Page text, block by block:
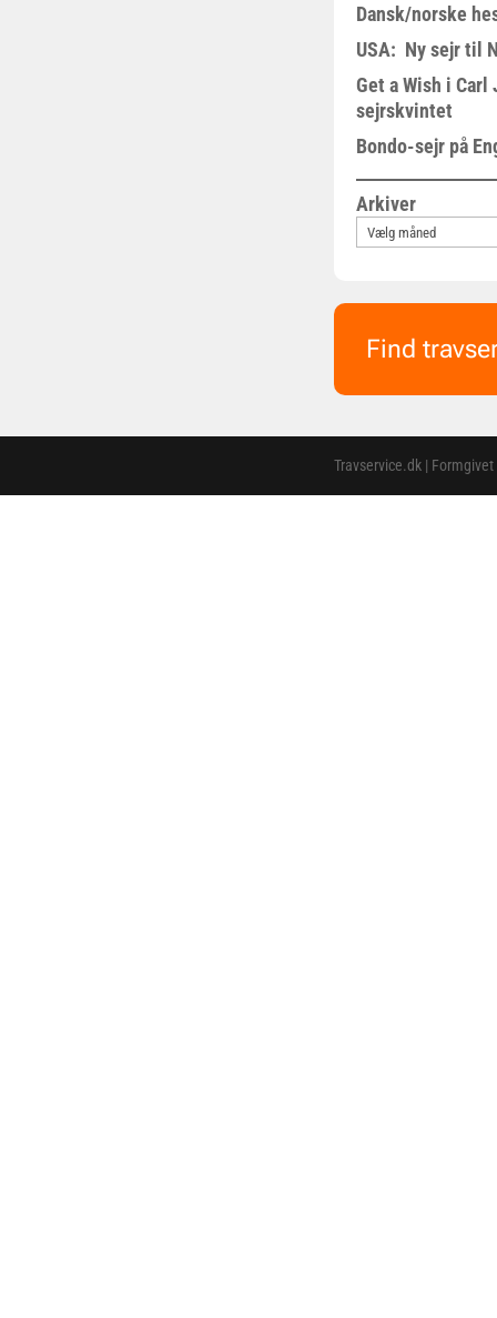
Dansk/norske
USA: Ny sejr til
Get a Wish i Carl
sejrskvintet
Bondo-sejr på
Arkiver
Find
Travservice.dk |